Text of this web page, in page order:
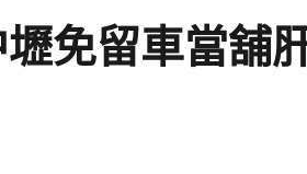
免留車當舖